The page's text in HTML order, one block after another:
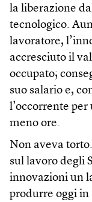
la liberazione
tecnologico.
lavoratore,
accresciuto il
occupato;
suo salario e,
l’occorrente
meno ore.
Non aveva
sul lavoro degli
innovazioni un
produrre oggi in